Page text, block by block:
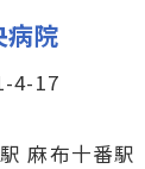
病院
4-17
麻布十番駅